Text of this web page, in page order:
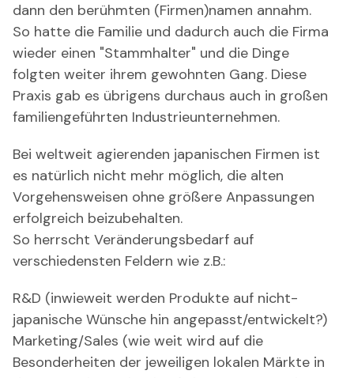
dann den berühmten (Firmen)namen annahm.
So hatte die Familie und dadurch auch die Firma
wieder einen "Stammhalter" und die Dinge
folgten weiter ihrem gewohnten Gang. Diese
Praxis gab es übrigens durchaus auch in großen
familiengeführten Industrieunternehmen.
Bei weltweit agierenden japanischen Firmen ist
es natürlich nicht mehr möglich, die alten
Vorgehensweisen ohne größere Anpassungen
erfolgreich beizubehalten.
So herrscht Veränderungsbedarf auf
verschiedensten Feldern wie z.B.:
R&D (inwieweit werden Produkte auf nicht-
japanische Wünsche hin angepasst/entwickelt?)
Marketing/Sales (wie weit wird auf die
Besonderheiten der jeweiligen lokalen Märkte in